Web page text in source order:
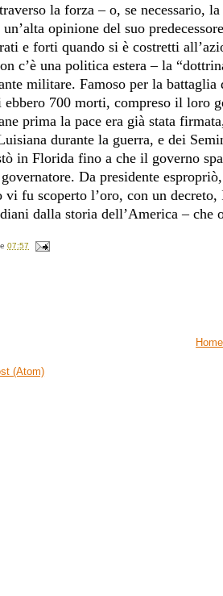
la forza – o, se necessario,
opinione del suo
e forti quando si è costretti
c’è una politica estera – la
militare. Famoso per la
700 morti, compreso il loro
prima la pace era già stata
durante la guerra, e dei
in Florida fino a che il governo
Da presidente
vi fu scoperto l’oro, con un
dalla storia dell’America –
07:57
(Atom)